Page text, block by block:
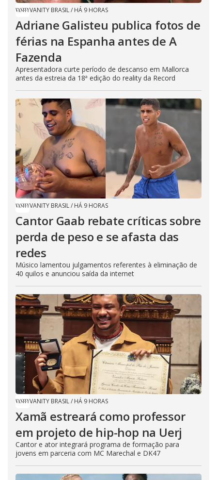
VANITY BRASIL/ HÁ 9 HORAS
Adriane Galisteu publica fotos de
férias na Espanha antes de A
Fazenda
Apresentadora curte período de descanso em Mallorca
antes da estreia da 18ª edição do reality da Record
VANITY BRASIL/ HÁ 9 HORAS
Cantor Gaab rebate críticas sobre
perda de peso e se afasta das
redes
Músico lamentou julgamentos referentes à eliminação de
40 quilos e anunciou saída da internet
VANITY BRASIL/ HÁ 9 HORAS
Xamã estreará como professor
em projeto de hip-hop na Uerj
Cantor e ator integrará programa de formação para
jovens em parceria com MC Marechal e DK47